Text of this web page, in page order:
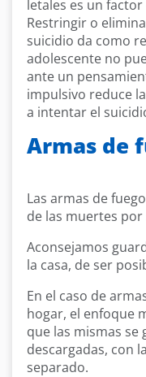
letales es un
Restringir o
suicidio da como
adolescente no
ante un
impulsivo reduce
a intentar el
Armas de
Las armas de
de las muertes
Aconsejamos
la casa, de ser
En el caso de
hogar, el enfoque
que las mismas se
descargadas, con
separado.